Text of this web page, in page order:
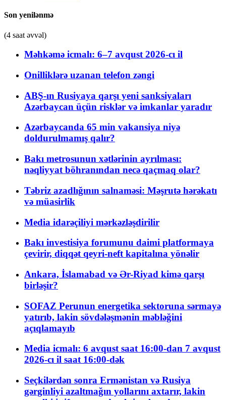
Son yenilənmə
(4 saat əvvəl)
Məhkəmə icmalı: 6–7 avqust 2026-cı il
Onilliklərə uzanan telefon zəngi
ABŞ-ın Rusiyaya qarşı yeni sanksiyaları
Azərbaycan üçün risklər və imkanlar yaradır
Azərbaycanda 65 min vakansiya niyə
doldurulmamış qalır?
Bakı metrosunun xətlərinin ayrılması:
nəqliyyat böhranından necə qaçmaq olar?
Təbriz azadlığının salnaməsi: Məşrutə hərəkatı
və müasirlik
Media idarəçiliyi mərkəzləşdirilir
Bakı investisiya forumunu daimi platformaya
çevirir, diqqət qeyri-neft kapitalına yönəlir
Ankara, İslamabad və Ər-Riyad kimə qarşı
birləşir?
SOFAZ Perunun energetika sektoruna sərmayə
yatırıb, lakin sövdələşmənin məbləğini
açıqlamayıb
Media icmalı: 6 avqust saat 16:00-dan 7 avqust
2026-cı il saat 16:00-dək
Seçkilərdən sonra Ermənistan və Rusiya
gərginliyi azaltmağın yollarını axtarır, lakin